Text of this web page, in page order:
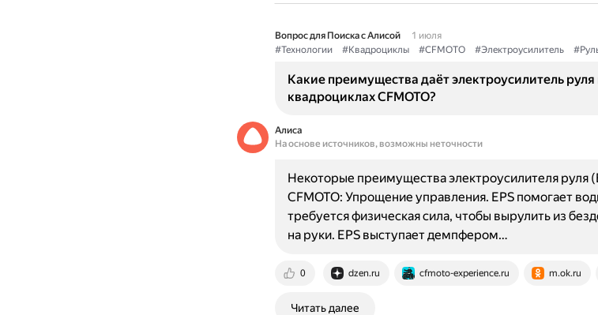
Вопрос для Поиска с Алисой
1 июля
#Технологии
#Квадроциклы #CFMOTO #Электроусилитель
Какие преимущества даёт электроусилитель руля
квадроциклах CFMOTO?
Алиса
На основе источников, возможны неточности
0 dzen.ru cfmoto-experience.ru m.ok.ru
Некоторые преимущества электроусилителя руля
CFMOTO: Упрощение управления. EPS помогает
требуется физическая сила, чтобы вырулить из
на руки. EPS выступает демпфером…
Читать далее